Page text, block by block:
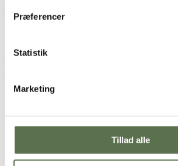
Præferencer
Statistik
Marketing
Tillad alle
Glutenfri tærtebund
Der er ikke noget som en lækker tærte af både
slags. Glutenfri tærtedej bliver ofte meget
håndtere og forme. Det bliver dog lettere,